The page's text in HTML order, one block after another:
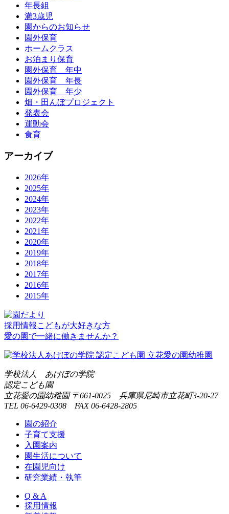
年長組
満3歳児
園からのお知らせ
園外保育
ホームクラス
お泊まり保育
園外保育 年中
園外保育 年長
園外保育 年少
畑・田んぼプロジェクト
発表会
運動会
食育
アーカイブ
2026年
2025年
2024年
2023年
2022年
2021年
2020年
2019年
2018年
2017年
2016年
2015年
採用情報 こどもが大好きな方
愛の園で一緒に働きませんか？
学校法人 あけぼの学院
認定こども園
立花愛の園幼稚園 〒661-0025 兵庫県尼崎市立花町3-20-27
TEL 06-6429-0308 FAX 06-6428-2805
園の紹介
子育て支援
入園案内
園生活について
在園児向け
研究業績・執筆
Q & A
採用情報